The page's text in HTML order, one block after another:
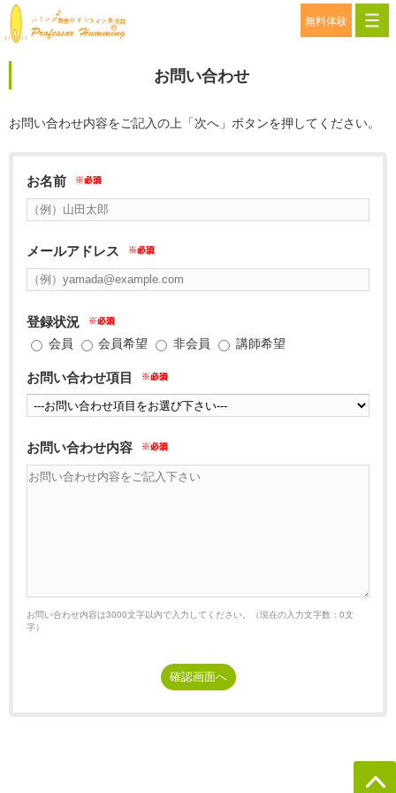
無料体験
お問い合わせ
お問い合わせ内容をご記入の上「次へ」ボタンを押してください。
お名前
メールアドレス
登録状況
会員 会員希望 非会員 講師希望
お問い合わせ項目
お問い合わせ内容
お問い合わせ内容は3000文字以内で入力してください。（現在の入力文字数： 0文
字）